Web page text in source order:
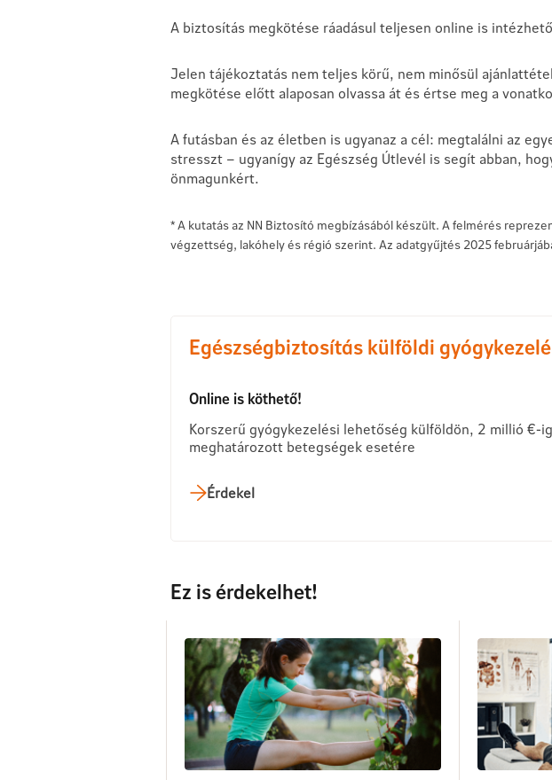
A biztosítás megkötése ráadásul teljesen online is
Jelen tájékoztatás nem teljes körű, nem minősül
megkötése előtt alaposan olvassa át és értse meg a
A futásban és az életben is ugyanaz a cél: megtalálni az
stresszt – ugyanígy az Egészség Útlevél is segít abban,
önmagunkért.
* A kutatás az NN Biztosító megbízásából készült. A felmérés
végzettség, lakóhely és régió szerint. Az adatgyűjtés 2025
Egészségbiztosítás külföldi
Online is köthető!
Korszerű gyógykezelési lehetőség külföldön, 2 millió €-ig
meghatározott betegségek esetére
Érdekel
Ez is érdekelhet!